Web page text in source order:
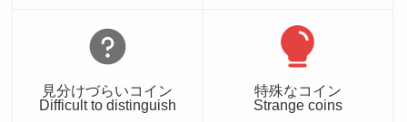
見分けづらいコイン
Difficult to distinguish
特殊なコイン
Strange coins